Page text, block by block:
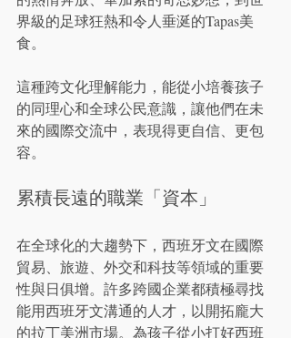
界級的足球狂熱和令人垂涎的Tapas美
食。
這種跨文化理解能力，能從小培養孩子
的同理心和全球公民意識，讓他們在未
來的國際交流中，表現得更自信、更包
容。
累積長遠的職業「資本」
在全球化的大趨勢下，西班牙文在國際
貿易、旅遊、外交和科技等領域的重要
性與日俱增。許多跨國企業都積極尋找
能用西班牙文溝通的人才，以開拓龐大
的拉丁美洲市場。為孩子從小打好西班